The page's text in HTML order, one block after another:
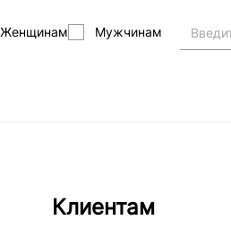
Женщинам Мужчинам
Клиентам